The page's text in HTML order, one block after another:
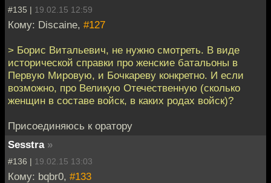
#135 | 19.02.15 12:59
Кому: Discaine, #127
> Борис Витальевич, не нужно смотреть. В виде
исторической справки про женские батальоны в
Первую Мировую, и Бочкареву конкретно. И если
возможно, про Великую Отечественную (сколько
женщин в составе войск, в каких родах войск)?
Присоединяюсь к оратору
Sesstra »
#136 | 19.02.15 13:03
Кому: bqbr0, #133